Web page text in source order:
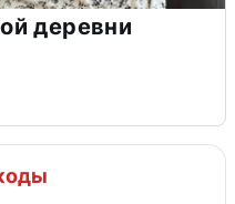
деревни